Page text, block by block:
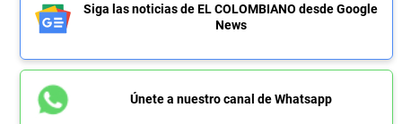
Siga las noticias de EL COLOMBIANO desde Google
News
Únete a nuestro canal de Whatsapp